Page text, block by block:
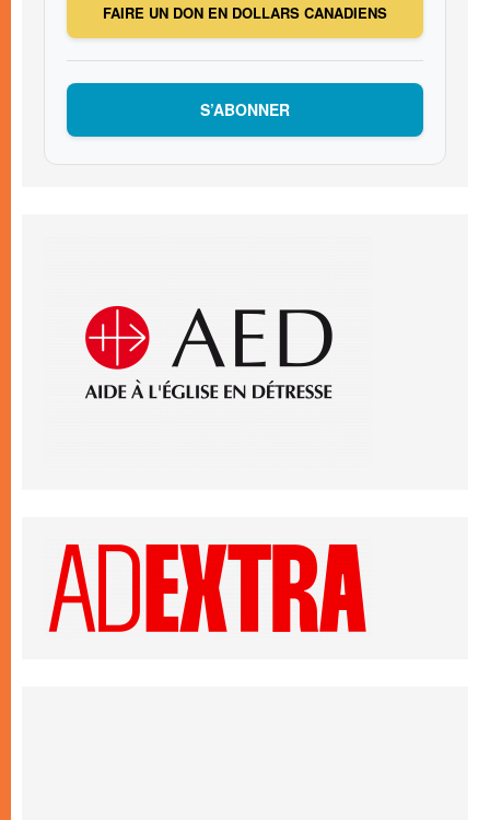
FAIRE UN DON EN DOLLARS CANADIENS
S’ABONNER